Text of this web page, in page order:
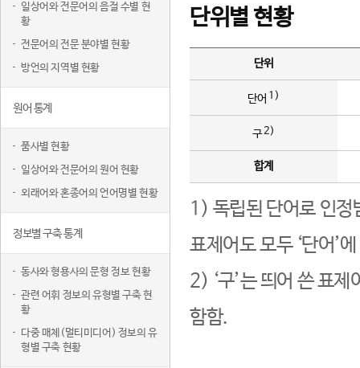
일상어와 전문어의 음절 수별 현
황
전문어의 전문 분야별 현황
방언의 지역별 현황
원어 통계
품사별 현황
일상어와 전문어의 원어 현황
외래어와 혼종어의 언어명별 현황
정보별 구축 통계
동사와 형용사의 문형 정보 현황
관련 어휘 정보의 유형별 구축 현
황
다중 매체(멀티미디어) 정보의 유
형별 구축 현황
단위별 현황
단위
단어 1)
구2)
합계
1) 독립된 단어로 인정
표제어도 모두 ‘단어’
2) ‘구’는 띄어 쓴 표
함함.